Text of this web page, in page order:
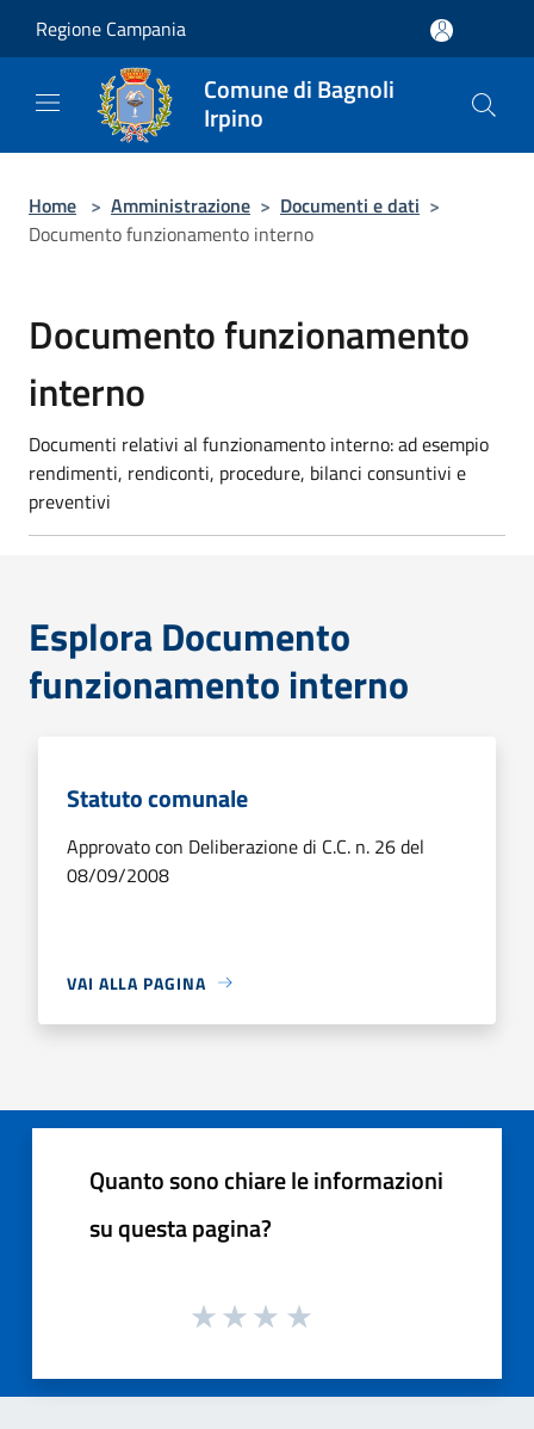
Regione Campania
Comune di Bagnoli
Irpino
Home > Amministrazione > Documenti e dati >
Documento funzionamento interno
Documento funzionamento
interno
Documenti relativi al funzionamento interno: ad esempio
rendimenti, rendiconti, procedure, bilanci consuntivi e
preventivi
Esplora Documento
funzionamento interno
Statuto comunale
Approvato con Deliberazione di C.C. n. 26 del
08/09/2008
VAI ALLA PAGINA
Quanto sono chiare le informazioni
su questa pagina?